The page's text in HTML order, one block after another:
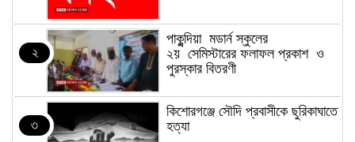
২
পাকুন্দিয়া মডার্ন স্কুলের
২য় সেমিস্টারের ফলাফল প্রকাশ ও
পুরস্কার বিতরণী
৩
কিশোরগঞ্জে সৌদি প্রবাসীকে ছুরিকাঘাতে
হত্যা